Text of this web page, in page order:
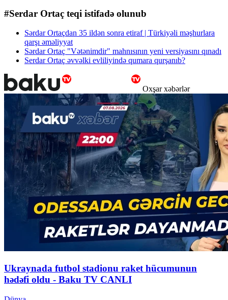
#Serdar Ortaç teqi istifadə olunub
Sərdar Ortaçdan 35 ildən sonra etiraf | Türkiyəli məşhurlara
qarşı əməliyyat
Sərdar Ortaç "Vətənimdir" mahnısının yeni versiyasını qınadı
Serdar Ortaç əvvəlki evliliyində qumara qurşanıb?
Oxşar xəbərlər
Ukraynada futbol stadionu raket hücumunun
hədəfi oldu - Baku TV CANLI